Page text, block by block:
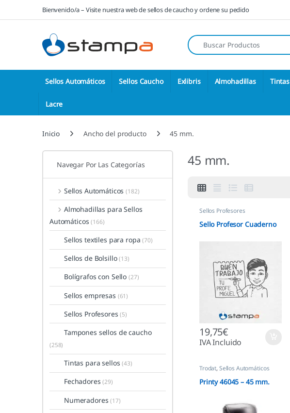
Saltar a la navegación
Saltar al contenidoBienvenido/a – Visite nuestra web de sellos de caucho y ordene su pedido
Búsqueda de:
Sellos Automáticos Sellos Caucho Exlibris Almohadillas Tintas
Lacre
Inicio Ancho del producto 45 mm.
45 mm.
Sellos Profesores
Sello Profesor Cuaderno
19,75€
IVA Incluido
Trodat, Sellos Automáticos
Printy 46045 – 45 mm.
Navegar Por Las Categorías
Sellos Automáticos(182)
Almohadillas para Sellos
Automáticos(166)
Sellos textiles para ropa(70)
Sellos de Bolsillo(13)
Bolígrafos con Sello(27)
Sellos empresas (61)
Sellos Profesores(5)
Tampones sellos de caucho
(258)
Tintas para sellos(43)
Fechadores(29)
Numeradores(17)